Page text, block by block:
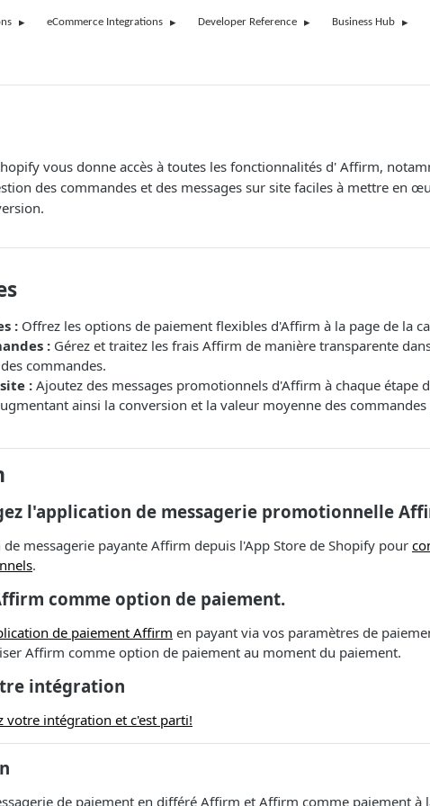
eCommerce Integrations Developer Reference Business Hub
vous donne accès à toutes les fonctionnalités d' Affirm,
des commandes et des messages sur site faciles à mettre en
: Offrez les options de paiement flexibles d'Affirm à la page de la
: Gérez et traitez les frais Affirm de manière transparente
commandes.
:Ajoutez des messages promotionnels d'Affirm à chaque étape
ainsi la conversion et la valeur moyenne des
l'application de messagerie promotionnelle
messagerie payante Affirm depuis l'App Store de Shopify pour
.
comme option de paiement.
de paiement Affirm en payant via vos paramètres de
Affirm comme option de paiement au moment du paiement.
intégration
votre intégration et c'est parti!
de paiement en différé Affirm et Affirm comme paiement à